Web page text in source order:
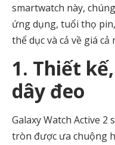
smartwatch này,
ứng dụng, tuổi thọ
thể dục và cả về giá cả
1. Thiết
dây đeo
Galaxy Watch Active
tròn được ưa chuộng